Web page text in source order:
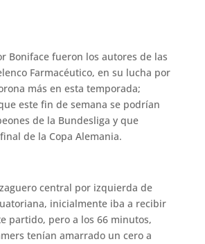
Boniface fueron los autores de las
Farmacéutico, en su lucha por
más en esta temporada;
este fin de semana se podrían
de la Bundesliga y que
de la Copa Alemania.
central por izquierda de
inicialmente iba a recibir
partido, pero a los 66 minutos,
tenían amarrado un cero a